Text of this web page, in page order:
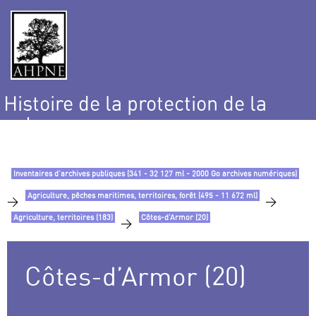
Histoire de la protection de la
nature
Inventaires d’archives publiques (341 - 32 127 ml - 2000 Go archives numériques)
> Agriculture, pêches maritimes, territoires, forêt (495 - 11 672 ml) >
Agriculture, territoires (183) > Côtes-d’Armor (20)
Côtes-d’Armor (20)